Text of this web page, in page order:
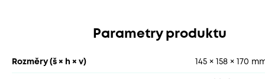
Parametry produktu
Rozměry (š × h × v) 145 × 158 × 170